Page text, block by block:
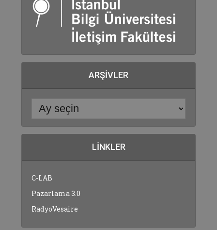
ARŞIVLER
LINKLER
C-LAB
Pazarlama 3.0
RadyoVesaire